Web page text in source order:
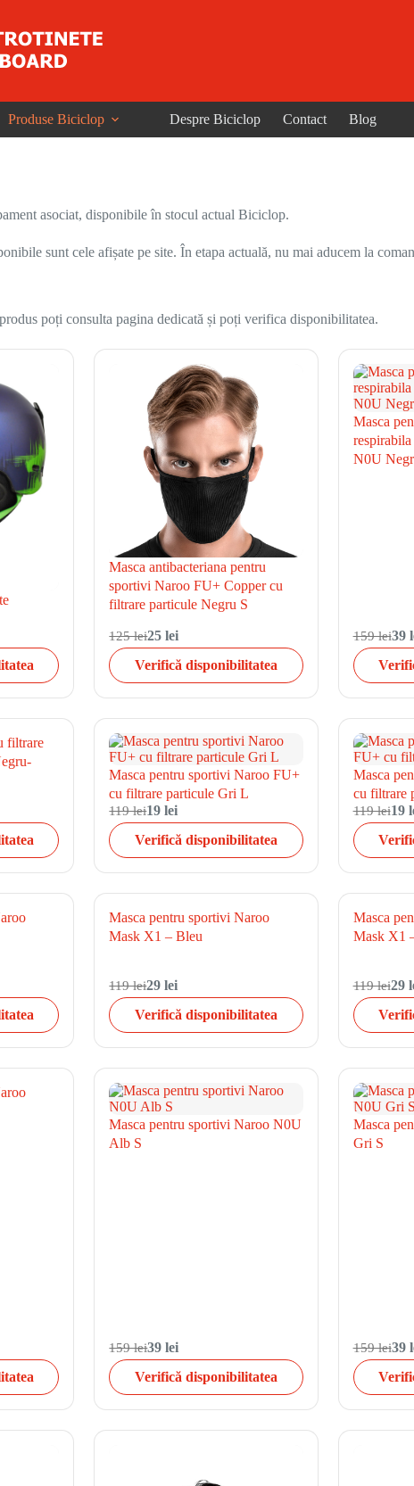
Produse Biciclop Despre Biciclop Contact Blog
asociat, disponibile în stocul actual Biciclop.
sunt cele afișate pe site. În etapa actuală, nu mai aducem la
poți consulta pagina dedicată și poți verifica disponibilitatea.
Masca antibacteriana pentru
sportivi Naroo FU+ Copper cu
filtrare particule Negru S
125 lei25 lei
Verifică disponibilitatea
Masca
N0U
159 lei39
filtrare
Masca pentru sportivi Naroo FU+
cu filtrare particule Gri L
119 lei19 lei
Verifică disponibilitatea
Masca
cu filtrare
119 lei19
Masca pentru sportivi Naroo
Mask X1 – Bleu
119 lei29 lei
Verifică disponibilitatea
Masca
Mask X1
119 lei29
Masca pentru sportivi Naroo N0U
Alb S
159 lei39 lei
Verifică disponibilitatea
Masca
Gri S
159 lei39